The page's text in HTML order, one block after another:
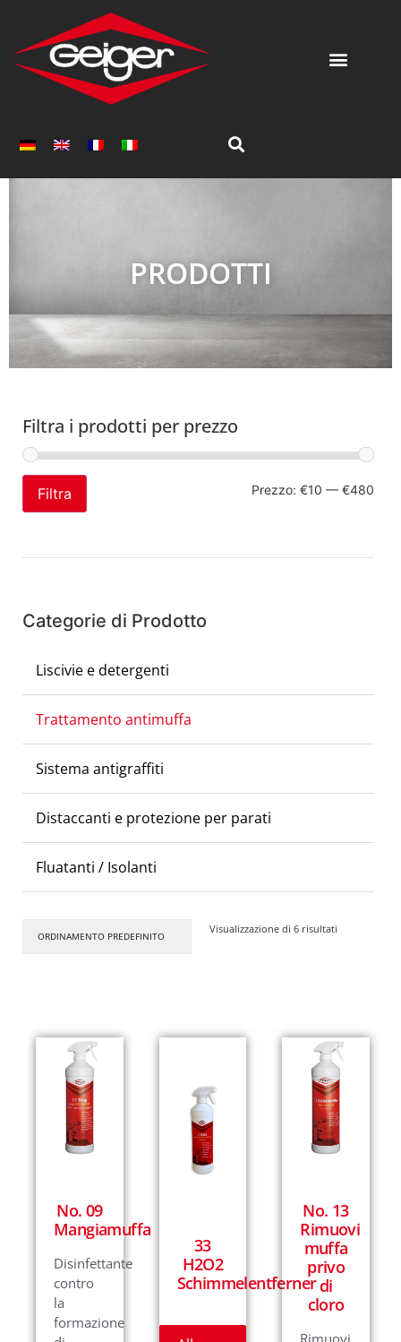
PRODOTTI
Filtra i prodotti per prezzo
Filtra Prezzo: €10 — €480
Categorie di Prodotto
Liscivie e detergenti
Trattamento antimuffa
Sistema antigraffiti
Distaccanti e protezione per parati
Fluatanti / Isolanti
Visualizzazione di 6 risultati
No. 09
Mangiamuffa
Disinfettante
contro
la
formazione
33
H2O2
Schimmelentferner
No. 13
Rimuovi
muffa
privo
di
cloro